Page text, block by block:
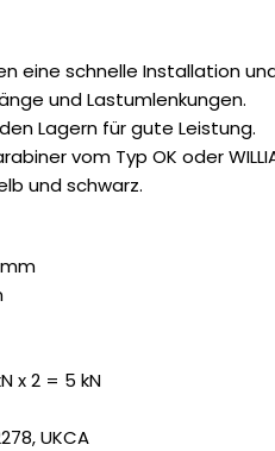
eine schnelle Installation
und Lastumlenkungen.
Lagern für gute Leistung.
vom Typ OK oder
und schwarz.
x 2 = 5 kN
UKCA